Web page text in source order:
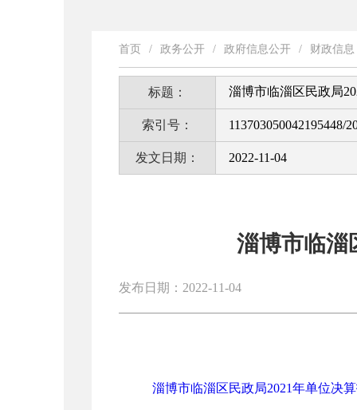
首页 / 政务公开 / 政府信息公开 / 财政信息
标题： 淄博市临淄区民政局
索引号： 113703050042195448/
发文日期： 2022-11-04
淄博市临淄
发布日期：2022-11-04
淄博市临淄区民政局2021年单位决